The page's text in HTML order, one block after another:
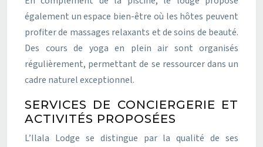
également un espace bien-être où les hôtes peuvent
profiter de massages relaxants et de soins de beauté.
Des cours de yoga en plein air sont organisés
régulièrement, permettant de se ressourcer dans un
cadre naturel exceptionnel.
SERVICES DE CONCIERGERIE ET
ACTIVITÉS PROPOSÉES
L’Ilala Lodge se distingue par la qualité de ses